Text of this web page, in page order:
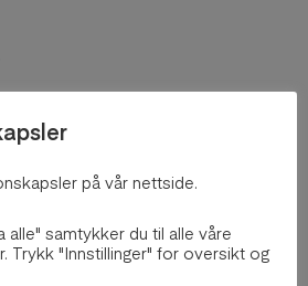
i
på vår nettside.
alle" samtykker du til alle våre
Trykk "Innstillinger" for oversikt og